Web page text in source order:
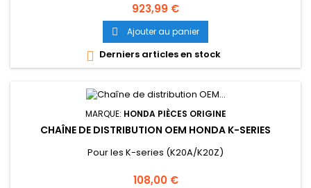
Prix
923,99 €
 Ajouter au panier
 Derniers articles en stock
MARQUE: HONDA PIÈCES ORIGINE
CHAÎNE DE DISTRIBUTION OEM HONDA K-SERIES
Pour les K-series (K20A/K20Z)
Prix
108,00 €